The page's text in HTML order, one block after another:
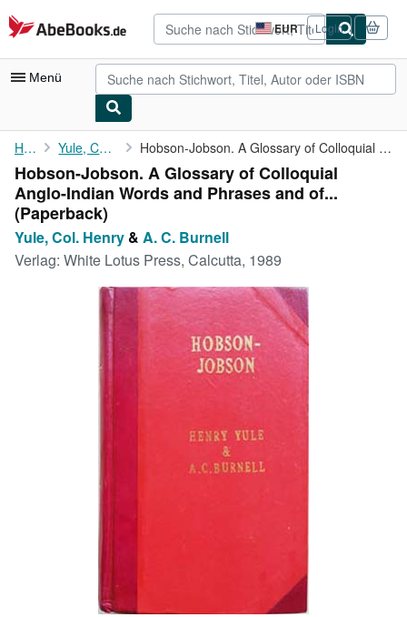
Zum Hauptinhalt
AbeBooks.de EUR
Seite
der
Einkaufseinstellungen.
Login
Menü
Nutzerkonto
Meine Bestellungen
Detailsuche
Sammlungen
Antiquarische Bücher
Kunst & Sammlerstücke
Verkäufer werden
SCHLIESSEN
Home Yule, Col. Henry Hobson-Jobson. A Glossary of Colloquial Anglo-Indian Words and ...
Hobson-Jobson. A Glossary of Colloquial
Anglo-Indian Words and Phrases and of...
(Paperback)
Yule, Col. Henry & A. C. Burnell
Verlag: White Lotus Press, Calcutta, 1989